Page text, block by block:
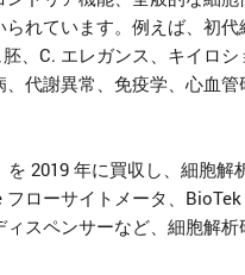
れています。例えば、初代
、C. エレガンス、キイロシ
代謝異常、免疫学、心血管
2019 年に買収し、細胞解
ローサイトメータ、BioTek
スペンサーなど、細胞解析